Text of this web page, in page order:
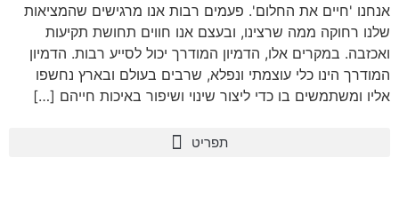
אנחנו 'חיים את החלום'. פעמים רבות אנו מרגישים שהמציאות
שלנו רחוקה ממה שרצינו, ובעצם אנו חווים תחושת תקיעות
ואכזבה. במקרים אלו, הדמיון המודרך יכול לסייע רבות. הדמיון
המודרך הינו כלי עוצמתי ונפלא, שרבים בעולם ובארץ נחשפו
אליו ומשתמשים בו כדי ליצור שינוי ושיפור באיכות חייהם […]